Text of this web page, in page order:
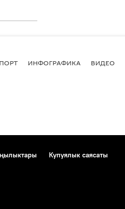
ИНФОГРАФИКА ВИДЕО
Купуялык саясаты